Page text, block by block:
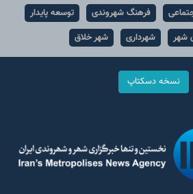
فرهنگ شهروندی
توسعه پایدار
شهر شهرداری شهر خلاق
نسخه دسکتاپ